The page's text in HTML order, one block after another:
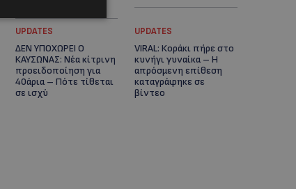
UPDATES
ΔΕΝ ΥΠΟΧΩΡΕΙ Ο
ΚΑΥΣΩΝΑΣ: Νέα κίτρινη
προειδοποίηση για
40άρια – Πότε τίθεται
σε ισχύ
UPDATES
VIRAL: Κοράκι πήρε στο
κυνήγι γυναίκα – Η
απρόσμενη επίθεση
καταγράφηκε σε
βίντεο